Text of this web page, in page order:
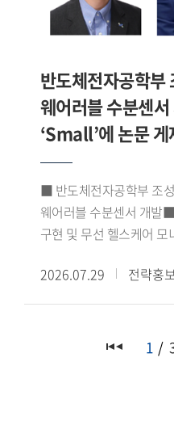
지원사업 내용의 소개
양국의 중동 연구자들이
다졌다는 점에서 의의가
주한모로코대사의 축사
주한이집트대사관 2등
연구센터의 출범을 축하
포럼에서는 정지원 GBSI
아프리카녹색성장연구
중장기 연구 비전과 추진
아프리카연구소 HK연구
기후변화예측연구센터
(Emmanuella Doreen
오피서(Programme
등에 대해 심도 있는 논의
관련 분야의 학술 교류와
반도체전자공학
웨어러블 수분센
‘Small’에 논문 게
■ 반도체전자공학부 조
웨어러블 수분센서 개발
구현 및 무선 헬스케어
『Small』(Impact factor
반도체전자공학부 조성
이를 무선 헬스케어 모니
2026.07.29 전략홍
1